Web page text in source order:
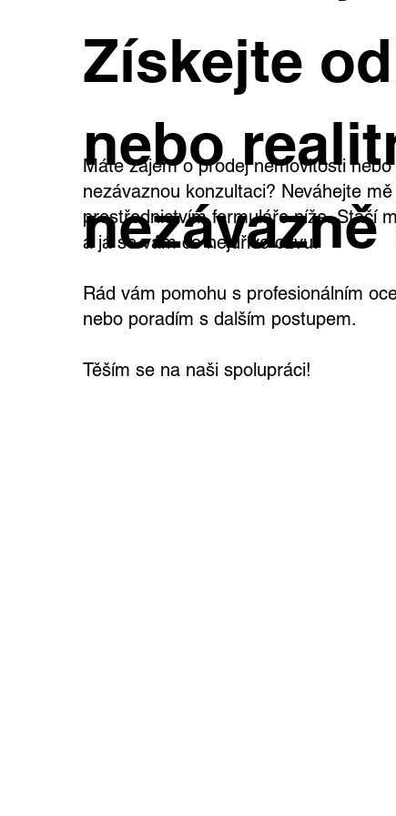
velkým pozemkem a
širokými možnostmi využití
Získejte
nebo
Máte zájem o prodej nemovitosti
nezávaznou konzultaci? Neváhejte
prostřednictvím formuláře níže. Stačí
a já se vám co nejdříve ozvu.
Rád vám pomohu s profesionálním
nebo poradím s dalším postupem.
Těším se na naši spolupráci!